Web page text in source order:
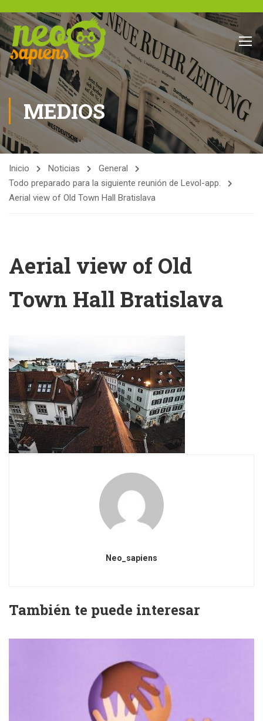
MEDIOS
Inicio Noticias
General
Todo preparado para la siguiente reunión de Levol-app.
Aerial view of Old Town Hall Bratislava
Aerial view of Old
Town Hall Bratislava
Neo_sapiens
También te puede interesar